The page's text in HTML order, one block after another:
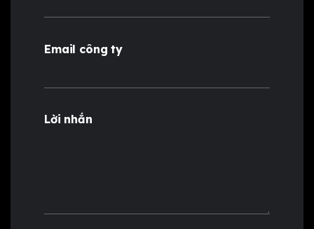
Email công ty
Lời nhắn